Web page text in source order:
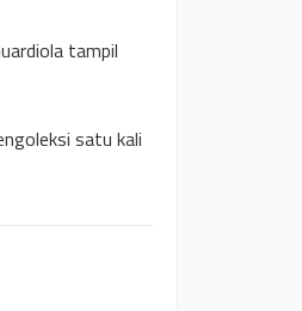
tampil
satu kali